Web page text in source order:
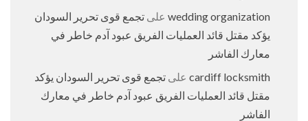
wedding organization على تجمع قوى تحرير السودان
يؤكد مقتل قائد العمليات الفريق عبود آدم خاطر في
معارك الفاشر
cardiff locksmith على تجمع قوى تحرير السودان يؤكد
مقتل قائد العمليات الفريق عبود آدم خاطر في معارك
الفاشر